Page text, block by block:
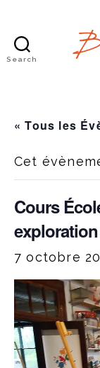
Search
« Tous les
Cet
Cours
7 octobre